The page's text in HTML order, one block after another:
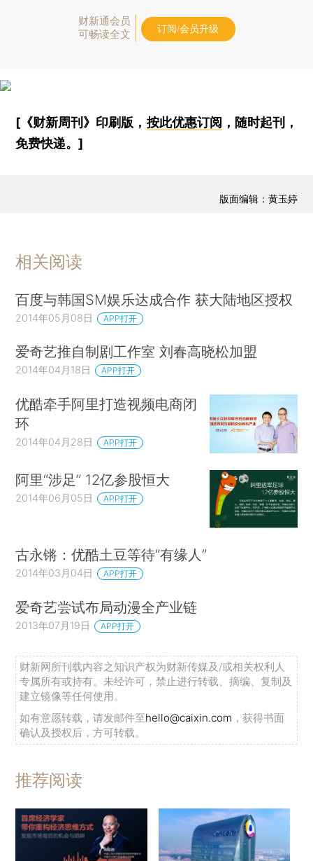
财新通会员
可畅读全文
订阅/会员升级
[《财新周刊》印刷版， 按此优惠订阅 ，随时起刊，
免费快递。]
版面编辑：黄玉婷
相关阅读
百度与韩国SM娱乐达成合作 获大陆地区授权
2014年05月08日 APP打开
爱奇艺推自制剧工作室 刘春高晓松加盟
2014年04月18日 APP打开
优酷牵手阿里打造视频电商闭
环
2014年04月28日 APP打开
阿里“涉足” 12亿参股恒大
2014年06月05日 APP打开
古永锵：优酷土豆等待“有缘人”
2014年03月04日 APP打开
爱奇艺尝试布局动漫全产业链
2013年07月19日 APP打开
财新网所刊载内容之知识产权为财新传媒及/或相关权利人
专属所有或持有。未经许可，禁止进行转载、摘编、复制及
建立镜像等任何使用。
如有意愿转载，请发邮件至hello@caixin.com ，获得书面
确认及授权后，方可转载。
推荐阅读